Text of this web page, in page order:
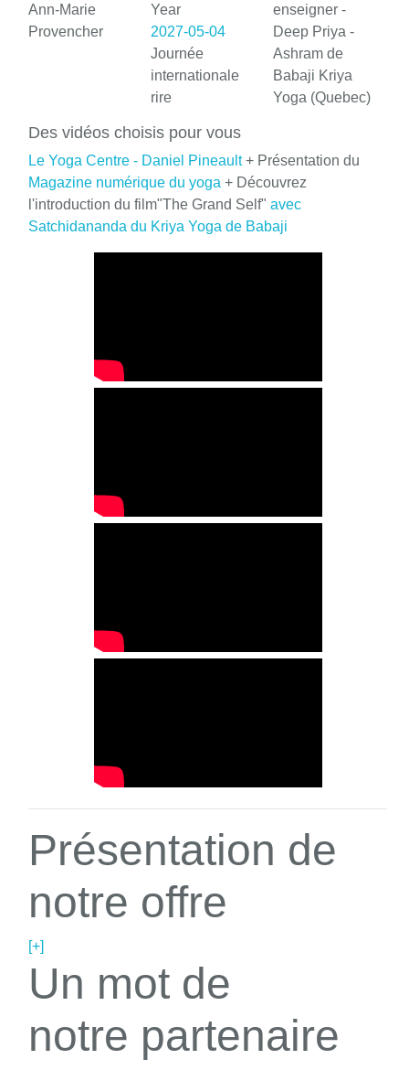
Ann-Marie
Provencher
Year
2027-05-04
Journée
internationale
rire
enseigner -
Deep Priya -
Ashram de
Babaji Kriya
Yoga (Quebec)
Des vidéos choisis pour vous
Le Yoga Centre - Daniel Pineault+ Présentation du
Magazine numérique du yoga + Découvrez
l'introduction du film"The Grand Self" avec
Satchidananda du Kriya Yoga de Babaji
Présentation de
notre offre
[+]
Un mot de
notre partenaire